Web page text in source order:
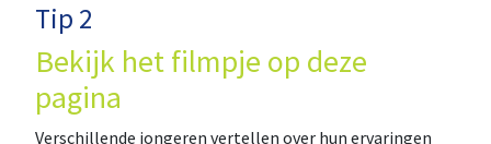
Tip 2
Bekijk het filmpje op deze
pagina
Verschillende jongeren vertellen over hun ervaringen